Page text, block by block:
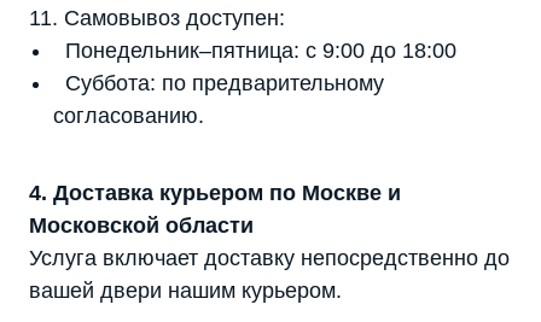
11. Самовывоз доступен:
Понедельник–пятница: с 9:00 до 18:00
Суббота: по предварительному
согласованию.
4. Доставка курьером по Москве и
Московской области
Услуга включает доставку непосредственно до
вашей двери нашим курьером.